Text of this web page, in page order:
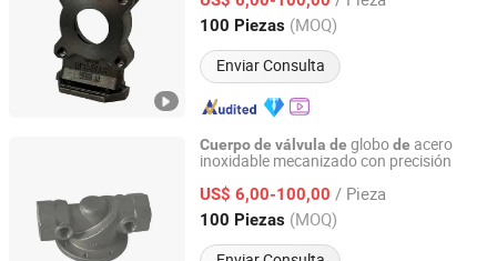
100 Piezas (MOQ)
Enviar Consulta
Liaoning, China Desde 2026
Cuerpode válvula de globode acero
inoxidable mecanizado con precisión
US$ 6,00-100,00 / Pieza
100 Piezas (MOQ)
Shenyang Puyue Enterprise Co., Ltd.
Liaoning, China Desde 2026